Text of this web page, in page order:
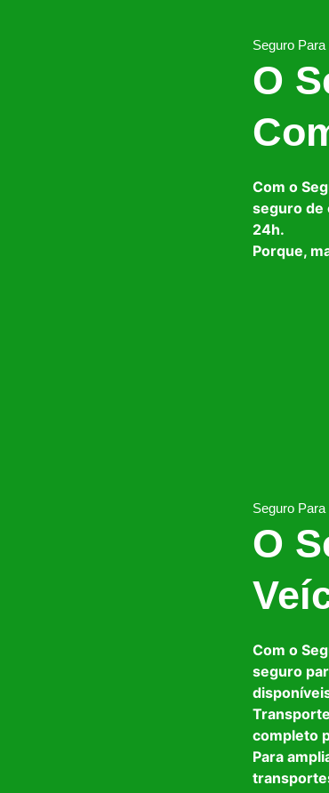
Seguro
O
Com o
seguro de
24h.
Porque,
Seguro
O
Com o
seguro
completo
Para